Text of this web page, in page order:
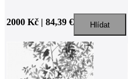
2000 Kč | 84,39 €